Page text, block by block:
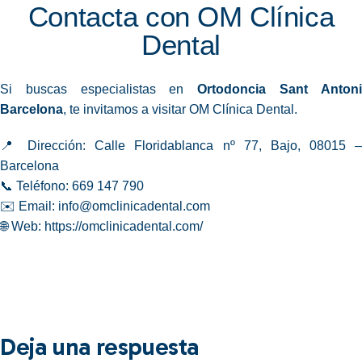
Contacta con OM Clínica
Dental
Si buscas especialistas enOrtodoncia Sant Antoni
Barcelona, te invitamos a visitar OM Clínica Dental.
📍 Dirección: Calle Floridablanca nº 77, Bajo, 08015 –
Barcelona
📞 Teléfono: 669 147 790
✉️ Email: info@omclinicadental.com
🌐 Web: https://omclinicadental.com/
Deja una respuesta